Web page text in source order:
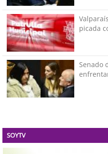
picada
Senado
SOYTV